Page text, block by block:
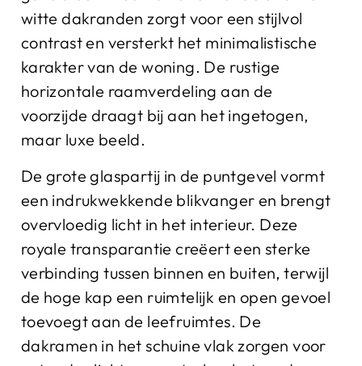
witte dakranden zorgt voor een stijlvol
contrast en versterkt het minimalistische
karakter van de woning. De rustige
horizontale raamverdeling aan de
voorzijde draagt bij aan het ingetogen,
maar luxe beeld.
De grote glaspartij in de puntgevel vormt
een indrukwekkende blikvanger en brengt
overvloedig licht in het interieur. Deze
royale transparantie creëert een sterke
verbinding tussen binnen en buiten, terwijl
de hoge kap een ruimtelijk en open gevoel
toevoegt aan de leefruimtes. De
dakramen in het schuine vlak zorgen voor